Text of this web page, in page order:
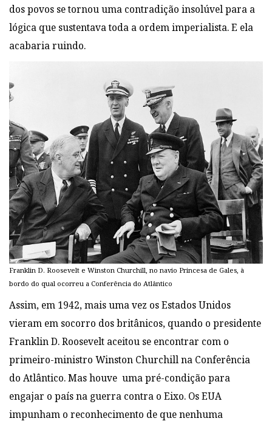
dos povos se tornou uma contradição insolúvel para a
lógica que sustentava toda a ordem imperialista. E ela
acabaria ruindo.
Franklin D. Roosevelt e Winston Churchill, no navio Princesa de Gales, à
bordo do qual ocorreu a Conferência do Atlântico
Assim, em 1942, mais uma vez os Estados Unidos
vieram em socorro dos britânicos, quando o presidente
Franklin D. Roosevelt aceitou se encontrar com o
primeiro-ministro Winston Churchill na Conferência
do Atlântico. Mas houve uma pré-condição para
engajar o país na guerra contra o Eixo. Os EUA
impunham o reconhecimento de que nenhuma